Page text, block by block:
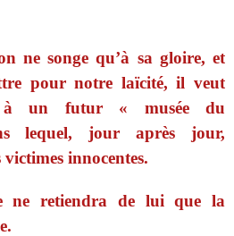
ne songe qu’à sa gloire, et
pour notre laïcité, il veut
à un futur « musée du
lequel, jour après jour,
victimes innocentes.
ne retiendra de lui que la